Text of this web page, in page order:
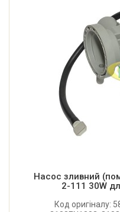
Насос зливний
2-111 30W
Код оригіналу: